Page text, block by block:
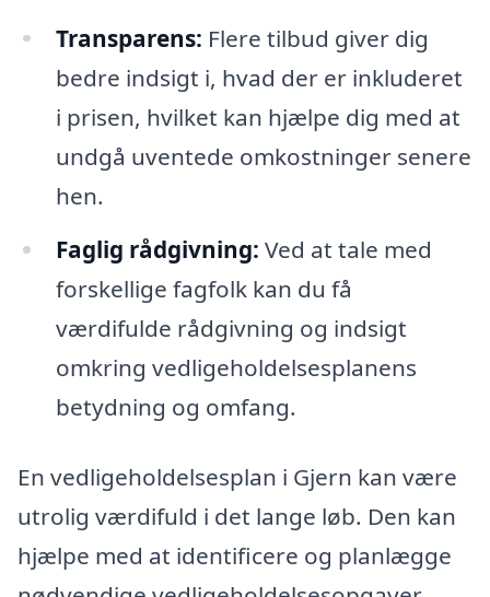
Transparens: Flere tilbud giver dig
bedre indsigt i, hvad der er inkluderet
i prisen, hvilket kan hjælpe dig med at
undgå uventede omkostninger senere
hen.
Faglig rådgivning: Ved at tale med
forskellige fagfolk kan du få
værdifulde rådgivning og indsigt
omkring vedligeholdelsesplanens
betydning og omfang.
En vedligeholdelsesplan i Gjern kan være
utrolig værdifuld i det lange løb. Den kan
hjælpe med at identificere og planlægge